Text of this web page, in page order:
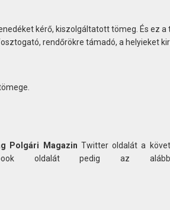
kérő, kiszolgáltatott tömeg. És ez a
rendőrökre támadó, a helyieket
Polgári Magazin Twitter oldalát a
oldalát pedig az